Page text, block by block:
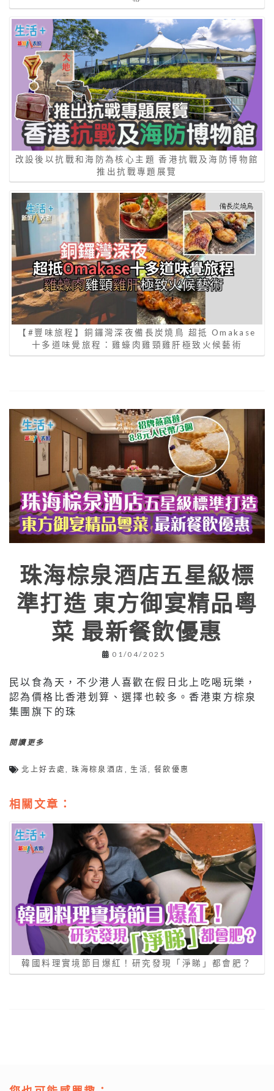
改設後以抗戰和海防為核心主題 香港抗戰及海防博物館
推出抗戰專題展覽
【#豐味旅程】銅鑼灣深夜備長炭燒鳥 超抵 Omakase
十多道味覺旅程：雞蠔肉雞頸雞肝極致火候藝術
珠海棕泉酒店五星級標
準打造 東方御宴精品粵
菜 最新餐飲優惠
01/04/2025
民以食為天，不少港人喜歡在假日北上吃喝玩樂，
認為價格比香港划算、選擇也較多。香港東方棕泉
集團旗下的珠
閱讀更多
北上好去處,珠海棕泉酒店 , 生活,餐飲優惠
相關文章：
韓國料理實境節目爆紅！研究發現「淨睇」都會肥？